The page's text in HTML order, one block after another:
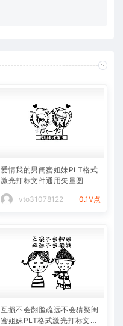
爱情我的男闺蜜姐妹PLT格式
激光打标文件通用矢量图
vto31078122 0.1V点
互损不会翻脸疏远不会猜疑闺
蜜姐妹PLT格式激光打标文件